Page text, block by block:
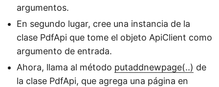
argumentos.
En segundo lugar, cree una instancia de la
clase PdfApi que tome el objeto ApiClient como
argumento de entrada.
Ahora, llama al método putaddnewpage(..) de
la clase PdfApi, que agrega una página en